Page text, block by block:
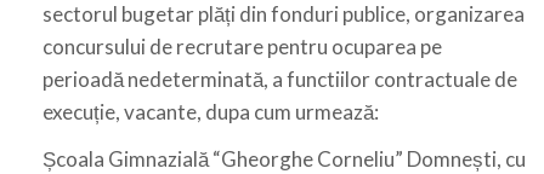
sectorul bugetar plăți din fonduri publice, organizarea
concursului de recrutare pentru ocuparea pe
perioadă nedeterminată, a functiilor contractuale de
execuție, vacante, dupa cum urmează:
Școala Gimnazială “Gheorghe Corneliu” Domnești, cu